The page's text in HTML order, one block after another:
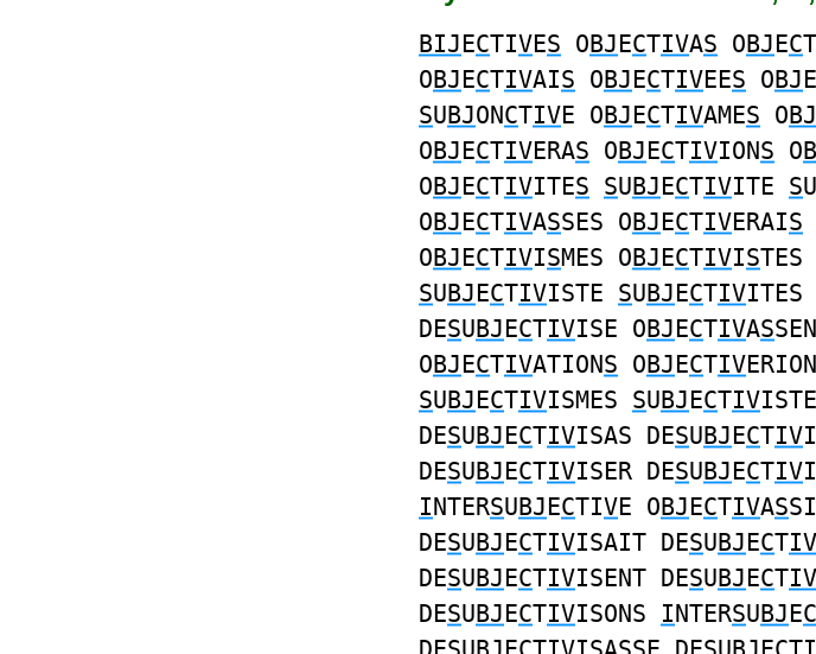
BIJECTIVES OBJECTIVAS OBJECT
OBJECTIVAIS OBJECTIVEES OBJE
SUBJONCTIVE OBJECTIVAMES OBJ
OBJECTIVERAS OBJECTIVIONS O
OBJECTIVITES SUBJECTIVITE SU
OBJECTIVASSES OBJECTIVERAIS
OBJECTIVISMES OBJECTIVISTES
SUBJECTIVISTE SUBJECTIVITES
DESUBJECTIVISE OBJECTIVAS
OBJECTIVATIONS OBJECTIVERION
SUBJECTIVISMES SUBJECTIV
DESUBJECTIVISAS DESUBJECTIV
DESUBJECTIVISER DESUBJECTIV
INTERSUBJECTIVE OBJECTIVAS
DESUBJECTIVISAIT DESUBJECTIV
DESUBJECTIVISENT DESUBJECTIV
DESUBJECTIVISONS INTERSUBJEC